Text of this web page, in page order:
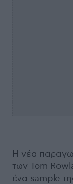
Η νέα
των Tom
ένα sample